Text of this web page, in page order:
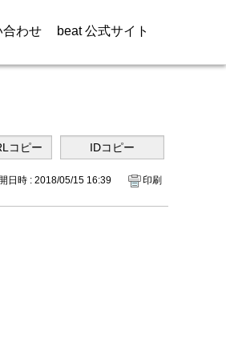
合わせ beat 公式サイト
日時 : 2018/05/15 16:39 印刷